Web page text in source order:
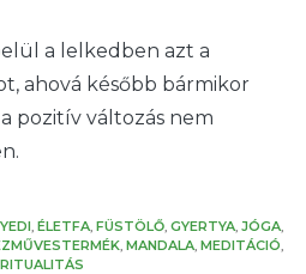
a lelkedben azt a
ahová később bármikor
pozitív változás nem
ÉLETFA FÜSTÖLŐ GYERTYA JÓGA
MANDALA MEDITÁCIÓ